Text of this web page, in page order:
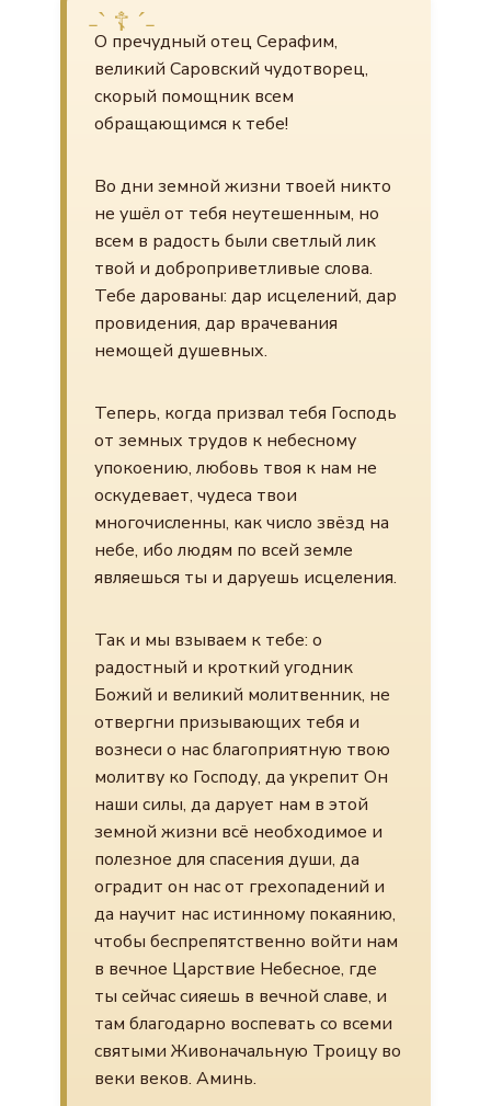
О пречудный отец Серафим,
великий Саровский чудотворец,
скорый помощник всем
обращающимся к тебе!
Во дни земной жизни твоей никто
не ушёл от тебя неутешенным, но
всем в радость были светлый лик
твой и доброприветливые слова.
Тебе дарованы: дар исцелений, дар
провидения, дар врачевания
немощей душевных.
Теперь, когда призвал тебя Господь
от земных трудов к небесному
упокоению, любовь твоя к нам не
оскудевает, чудеса твои
многочисленны, как число звёзд на
небе, ибо людям по всей земле
являешься ты и даруешь исцеления.
Так и мы взываем к тебе: о
радостный и кроткий угодник
Божий и великий молитвенник, не
отвергни призывающих тебя и
вознеси о нас благоприятную твою
молитву ко Господу, да укрепит Он
наши силы, да дарует нам в этой
земной жизни всё необходимое и
полезное для спасения души, да
оградит он нас от грехопадений и
да научит нас истинному покаянию,
чтобы беспрепятственно войти нам
в вечное Царствие Небесное, где
ты сейчас сияешь в вечной славе, и
там благодарно воспевать со всеми
святыми Живоначальную Троицу во
веки веков. Аминь.